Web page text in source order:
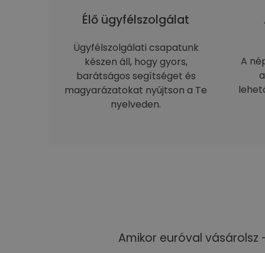
Élő ügyfélszolgálat
Ügyfélszolgálati csapatunk
készen áll, hogy gyors,
barátságos segítséget és
magyarázatokat nyújtson a Te
nyelveden.
A
Amikor euróval